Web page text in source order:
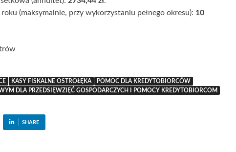
(maksymalnie, przy wykorzystaniu pełnego okresu): 10
KASY FISKALNE OSTROŁĘKA
POMOC DLA KREDYTOBIORCÓW
DLA PRZEDSIĘWZIĘĆ GOSPODARCZYCH I POMOCY KREDYTOBIORCOM
SHARE